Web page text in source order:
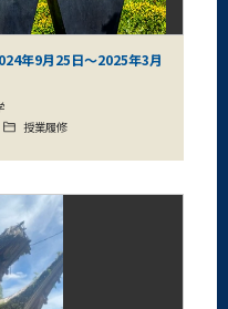
年9月25日～2025年3月
授業履修